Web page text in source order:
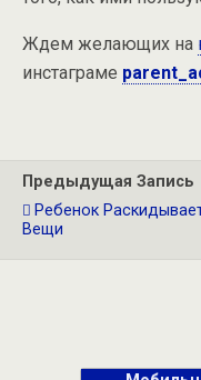
Ждем желающих на
инстаграме
Предыдущая Запись
Ребенок
Вещи